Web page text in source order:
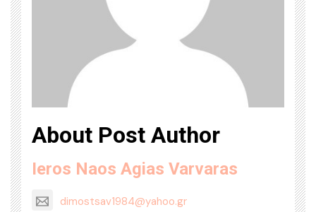
About Post Author
Ieros Naos Agias Varvaras
dimostsav1984@yahoo.gr